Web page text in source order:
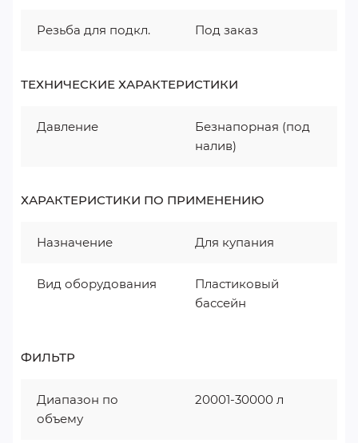
Резьба для подкл. Под заказ
ТЕХНИЧЕСКИЕ ХАРАКТЕРИСТИКИ
Давление
Безнапорная (под
налив)
ХАРАКТЕРИСТИКИ ПО ПРИМЕНЕНИЮ
Назначение Для купания
Вид оборудования
Пластиковый
бассейн
ФИЛЬТР
Диапазон по
объему
20001-30000 л